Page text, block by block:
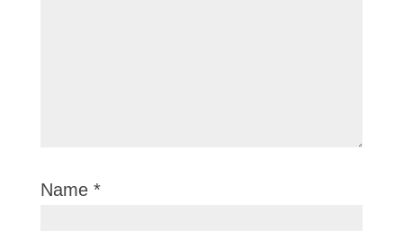
Name *